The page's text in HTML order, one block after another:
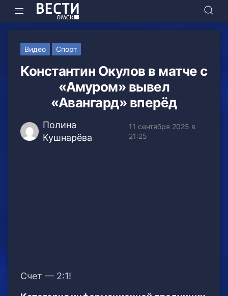
Видео Спорт
Константин Окулов в матче с
«Амуром» вывел
«Авангард» вперёд
Полина
Кушнарёва
11 сентября 2025 в
21:25
Счет — 2:1!